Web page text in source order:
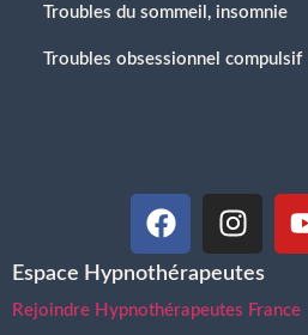
Troubles du sommeil, insomnie
Troubles obsessionnel compulsif
Espace Hypnothérapeutes
Rejoindre Hypnothérapeutes France